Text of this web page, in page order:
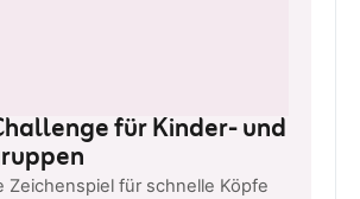
für Kinder- und
Zeichenspiel für schnelle Köpfe